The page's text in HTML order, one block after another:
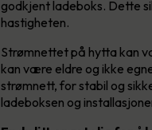
godkjent ladeboks. Dette
hastigheten.
Strømnettet på hytta kan
kan være eldre og ikke
strømnett, for stabil og
ladeboksen og